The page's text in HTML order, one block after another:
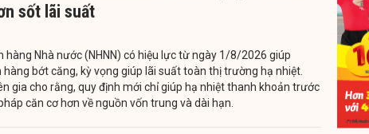
sốt lãi suất
hàng Nhà nước (NHNN) có hiệu lực từ ngày 1/8/2026 giúp
bớt căng, kỳ vọng giúp lãi suất toàn thị trường hạ nhiệt.
gia cho rằng, quy định mới chỉ giúp hạ nhiệt thanh khoản trước
căn cơ hơn về nguồn vốn trung và dài hạn.